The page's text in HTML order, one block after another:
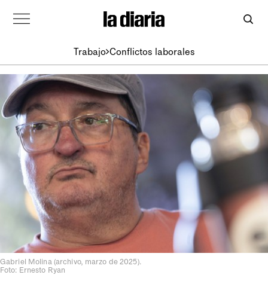
Trabajo Conflictos laborales
Gabriel Molina (archivo, marzo de 2025).
Foto: Ernesto Ryan